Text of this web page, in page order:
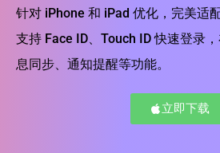
针对 iPhone 和 iPad 优化，完美适
支持 Face ID、Touch ID 快速登录
息同步、通知提醒等功能。
立即下载